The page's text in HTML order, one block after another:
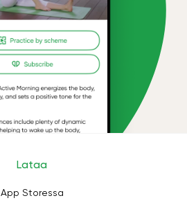
Lataa
App Storessa